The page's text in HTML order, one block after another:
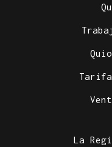
La